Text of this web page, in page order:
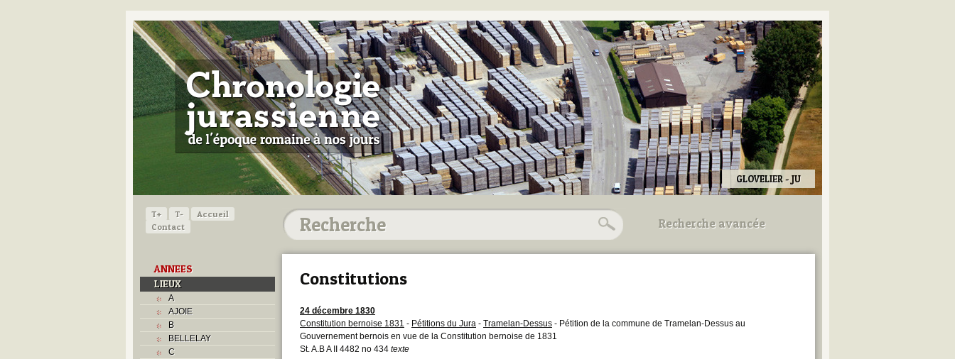
GLOVELIER - JU
T+ T-
Accueil
Contact
ANNEES
LIEUX
A
AJOIE
B
BELLELAY
C
Recherche avancée
Utilisez les champs ci-dessous
Constitutions
24 décembre 1830
Constitution bernoise 1831 - Pétitions du Jura - Tramelan-Dessus - Pétition de la commune de Tramelan-Dessus au
Gouvernement bernois en vue de la Constitution bernoise de 1831
St. A.B A II 4482 no 434 texte